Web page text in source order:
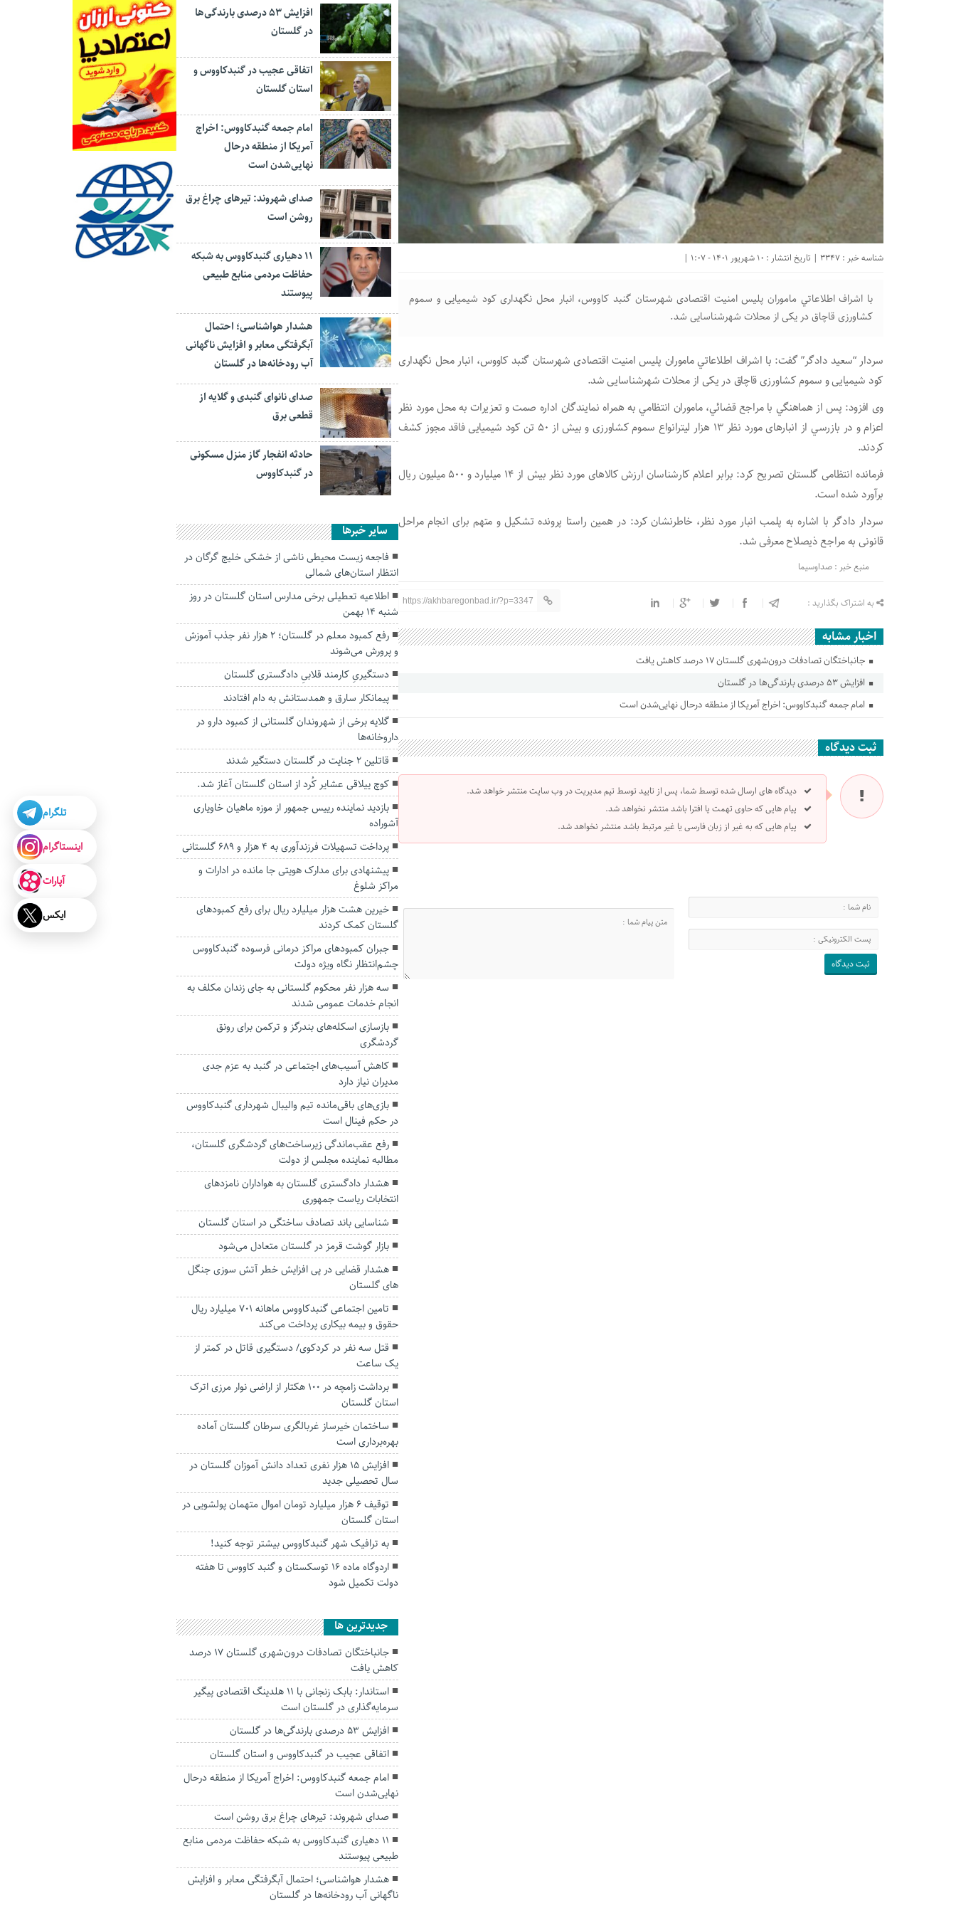
شناسه خبر : 3347 | تاریخ انتشار : 10 شهریور 1401 - 1:07 |
با اشراف اطلاعاتي ماموران پلیس امنیت اقتصادی شهرستان گنبد كاووس، انبار محل نگهداری كود شيميایی و سموم
كشاورزی قاچاق در يکی از محلات شهرشناسایی شد.
سردار “سعيد دادگر” گفت: با اشراف اطلاعاتي ماموران پلیس امنیت اقتصادی شهرستان گنبد كاووس، انبار محل نگهداری
كود شيميایی و سموم كشاورزی قاچاق در يکی از محلات شهرشناسایی شد.
وی افزود: پس از هماهنگي با مراجع قضائي، ماموران انتظامي به همراه نمایندگان اداره صمت و تعزیرات به محل مورد نظر
اعزام و در بازرسي از انبارهای مورد نظر 13 هزار ليترانواع سموم کشاورزی و بیش از 50 تن کود شیمیایی فاقد مجوز کشف
کردند.
فرمانده انتظامی گلستان تصریح کرد: برابر اعلام کارشناسان ارزش کالاهای مورد نظر بیش از 14 میلیارد و 500 میلیون ریال
برآورد شده است.
سردار دادگر با اشاره به پلمب انبار مورد نظر، خاطرنشان کرد: در همین راستا پرونده تشکیل و متهم برای انجام مراحل
قانونی به مراجع ذیصلاح معرفی شد.
منبع خبر : صداوسیما
به اشتراک بگذارید : https://akhbaregonbad.ir/?p=3347
اخبار مشابه
جانباختگان تصادفات درون‌شهری گلستان ۱۷ درصد کاهش یافت
افزایش ۵۳ درصدی بارندگی‌ها در گلستان
امام جمعه گنبدکاووس: اخراج آمریکا از منطقه درحال نهایی‌شدن است
ثبت دیدگاه
دیدگاه های ارسال شده توسط شما، پس از تایید توسط تیم مدیریت در وب سایت منتشر خواهد شد.
پیام هایی که حاوی تهمت یا افترا باشد منتشر نخواهد شد.
پیام هایی که به غیر از زبان فارسی یا غیر مرتبط باشد منتشر نخواهد شد.
افزایش ۵۳ درصدی بارندگی‌ها
در گلستان
اتفاقی عجیب در‌ گنبدکاووس و
استان گلستان
امام جمعه گنبدکاووس: اخراج
آمریکا از منطقه درحال
نهایی‌شدن است
صدای شهروند: تیرهای چراغ برق
روشن است
۱۱ دهیاری گنبدکاووس به شبکه
حفاظت مردمی منابع طبیعی
پیوستند
هشدار هواشناسی؛ احتمال
آبگرفتگی معابر و افزایش ناگهانی
آب رودخانه‌ها در گلستان
صدای نانوای گنبدی و گلایه از
قطعی برق
حادثه انفجار گاز منزل مسکونی
در گنبدکاووس
سایر خبرها
فاجعه زیست محیطی ناشی از خشکی خلیج گرگان در
انتظار استان‌های شمالی
اطلاعیه تعطیلی برخی مدارس استان گلستان در روز
شنبه ۱۴ بهمن
رفع کمبود معلم در گلستان؛ ۲ هزار نفر جذب آموزش
و پرورش می‌شوند
دستگیریِ کارمند قلابیِ دادگستری گلستان
پیمانکار سارق و همدستانش به دام افتادند
گلایه برخی از شهروندان گلستانی از کمبود دارو در
داروخانه‌ها
قاتلین ۲ جنایت در گلستان دستگیر شدند
کوچ ییلاقی عشایر کُرد از استان گلستان آغاز شد.
بازدید نماینده رییس جمهور از موزه ماهیان خاویاری
آشوراده
پرداخت تسهیلات فرزندآوری به ۴ هزار و ۶۸۹ گلستانی
پیشنهادی برای مدارک هویتی جا مانده در ادارات و
مراکز شلوغ
خیرین هشت هزار میلیارد ریال برای رفع کمبودهای
گلستان کمک کردند
جبران کمبودهای مراکز درمانی فرسوده گنبدکاووس
چشم‌انتظار نگاه ویژه دولت
سه هزار نفر محکوم گلستانی به جای زندان مکلف به
انجام خدمات عمومی شدند
بازسازی اسکله‌های بندرگز و ترکمن برای رونق
گردشگری
کاهش آسیب‌های اجتماعی در گنبد به عزم جدی
مدیران نیاز دارد
بازی‌های باقی‌مانده تیم والیبال شهرداری گنبدکاووس
در حکم فینال است
رفع عقب‌ماندگی زیرساخت‌های گردشگری گلستان،
مطالبه نماینده مجلس از دولت
هشدار دادگستری گلستان‌ به هواداران نامزدهای
انتخابات ریاست جمهوری
شناسایی باند تصادف ساختگی در استان گلستان
بازار گوشت قرمز در گلستان متعادل می‌شود
هشدار قضایی در پی افزایش خطر آتش سوزی جنگل
های گلستان
تامین اجتماعی گنبدکاووس ماهانه ۷۰۱ میلیارد ریال
حقوق و بیمه بیکاری پرداخت می‌کند
قتل سه نفر در کردکوی/ دستگیری قاتل در کمتر از
یک ساعت
برداشت زامچه در ۱٠٠ هکتار از اراضی نوار مرزی اترک
استان گلستان
ساختمان خیرساز غربالگری سرطان گلستان آماده
بهره‌برداری است
افزایش ۱۵ هزار نفری تعداد دانش آموزان گلستان در
سال تحصیلی جدید
توقیف ۶ هزار میلیارد تومان اموال متهمان پولشویی در
استان گلستان
به ترافیک شهر گنبدکاووس بیشتر توجه کنید!
اردوگاه ماده ۱۶ توسکستان و گنبد کاووس تا هفته
دولت تکمیل شود
جديدترين ها
جانباختگان تصادفات درون‌شهری گلستان ۱۷ درصد
کاهش یافت
استاندار: بابک زنجانی با ۱۱ هلدینگ اقتصادی پیگیر
سرمایه‌گذاری در گلستان است
افزایش ۵۳ درصدی بارندگی‌ها در گلستان
اتفاقی عجیب در‌ گنبدکاووس و استان گلستان
امام جمعه گنبدکاووس: اخراج آمریکا از منطقه درحال
نهایی‌شدن است
صدای شهروند: تیرهای چراغ برق روشن است
۱۱ دهیاری گنبدکاووس به شبکه حفاظت مردمی منابع
طبیعی پیوستند
هشدار هواشناسی؛ احتمال آبگرفتگی معابر و افزایش
ناگهانی آب رودخانه‌ها در گلستان
تلگرام
اینستاگرام
آپارات
ایکس